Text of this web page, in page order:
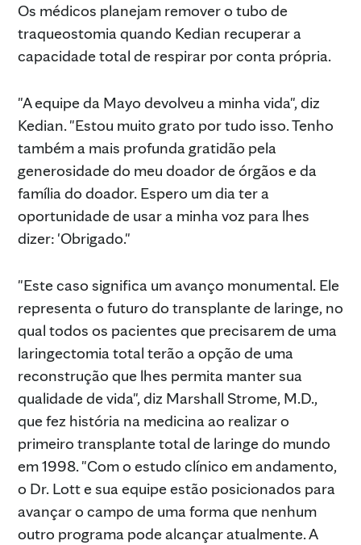
Os médicos planejam remover o tubo de
traqueostomia quando Kedian recuperar a
capacidade total de respirar por conta própria.
"A equipe da Mayo devolveu a minha vida", diz
Kedian. "Estou muito grato por tudo isso. Tenho
também a mais profunda gratidão pela
generosidade do meu doador de órgãos e da
família do doador. Espero um dia ter a
oportunidade de usar a minha voz para lhes
dizer: 'Obrigado."
"Este caso significa um avanço monumental. Ele
representa o futuro do transplante de laringe, no
qual todos os pacientes que precisarem de uma
laringectomia total terão a opção de uma
reconstrução que lhes permita manter sua
qualidade de vida", diz Marshall Strome, M.D.,
que fez história na medicina ao realizar o
primeiro transplante total de laringe do mundo
em 1998. "Com o estudo clínico em andamento,
o Dr. Lott e sua equipe estão posicionados para
avançar o campo de uma forma que nenhum
outro programa pode alcançar atualmente. A